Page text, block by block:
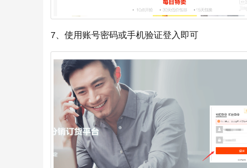
7、使用账号密码或手机验证登入即可